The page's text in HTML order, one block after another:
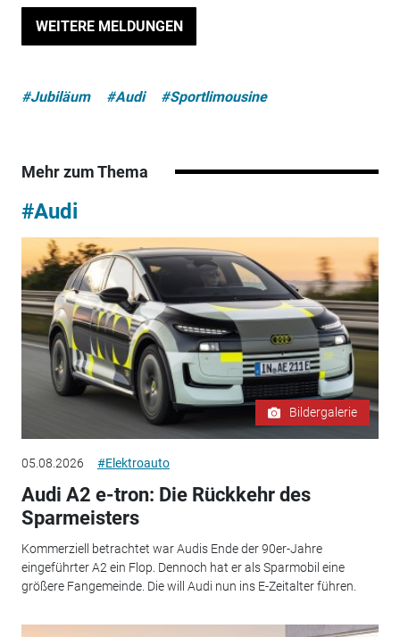
WEITERE MELDUNGEN
#Jubiläum #Audi #Sportlimousine
Mehr zum Thema
#Audi
Bildergalerie
05.08.2026 #Elektroauto
Audi A2 e-tron: Die Rückkehr des
Sparmeisters
Kommerziell betrachtet war Audis Ende der 90er-Jahre
eingeführter A2 ein Flop. Dennoch hat er als Sparmobil eine
größere Fangemeinde. Die will Audi nun ins E-Zeitalter führen.